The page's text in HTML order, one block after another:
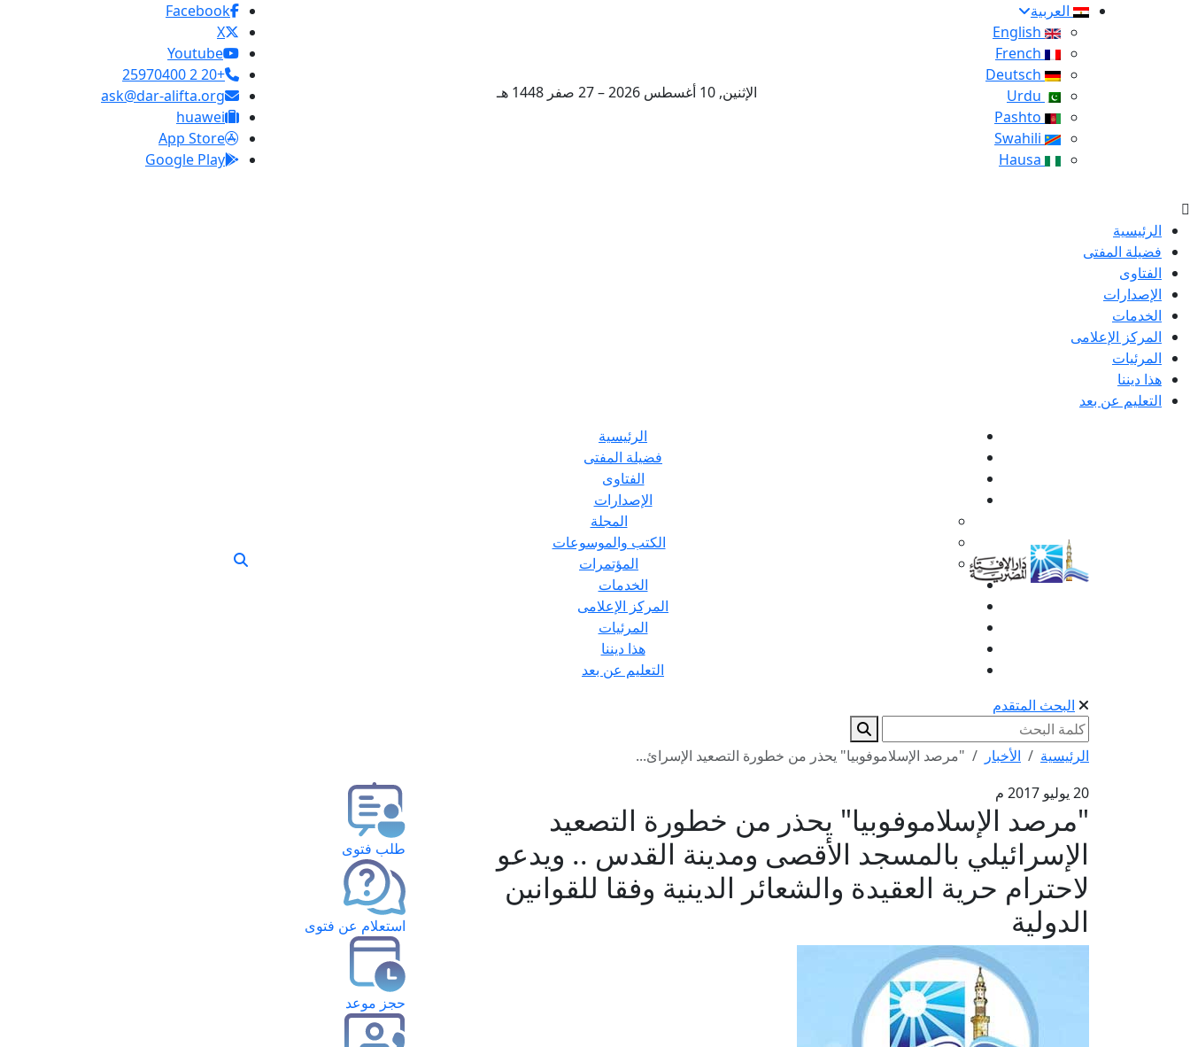
العربية
الإثنين, 10 أغسطس 2026 – 27 صفر 1448 هـ
Facebook
X
Youtube
+20 2 25970400
ask@dar-alifta.org
huawei
App Store
Google Play
الرئيسية
فضيلة المفتى
الفتاوى
الإصدارات
الخدمات
المركز الإعلامى
المرئيات
هذا ديننا
التعليم عن بعد
الرئيسية
فضيلة المفتى
الفتاوى
الإصدارات
المجلة
الكتب والموسوعات
المؤتمرات
الخدمات
المركز الإعلامى
المرئيات
هذا ديننا
التعليم عن بعد
البحث المتقدم
الرئيسية الأخبار
"مرصد الإسلاموفوبيا" يحذر من خطورة التصعيد الإسرائ...
20 يوليو 2017 م
"مرصد الإسلاموفوبيا" يحذر من خطورة التصعيد
الإسرائيلي بالمسجد الأقصى ومدينة القدس .. ويدعو
لاحترام حرية العقيدة والشعائر الدينية وفقا للقوانين
الدولية
طلب فتوى
استعلام عن فتوى
حجز موعد